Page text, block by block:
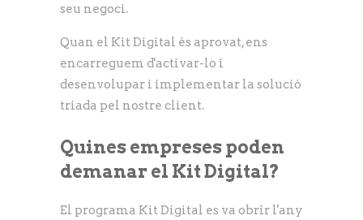
seu negoci.
Quan el Kit Digital és aprovat, ens
encarreguem d'activar-lo i
desenvolupar i implementar la solució
triada pel nostre client.
Quines empreses poden
demanar el Kit Digital?
El programa Kit Digital es va obrir l'any